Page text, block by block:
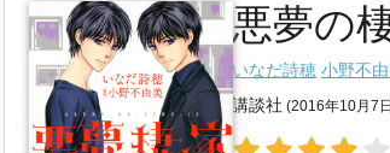
悪夢の
いなだ詩穂 小野不
講談社 (2016年10月7